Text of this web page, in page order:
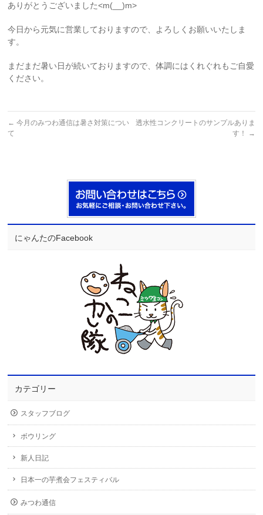
ありがとうございました<m(__)m>
今日から元気に営業しておりますので、よろしくお願いいたしま
す。
まだまだ暑い日が続いておりますので、体調にはくれぐれもご自愛
ください。
← 今月のみつわ通信は暑さ対策につい
て
透水性コンクリートのサンプルありま
す！
→
にゃんたのFacebook
カテゴリー
スタッフブログ
ボウリング
新人日記
日本一の芋煮会フェスティバル
みつわ通信